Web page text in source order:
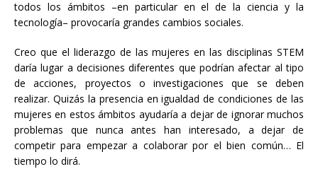
todos los ámbitos –en particular en el de la ciencia y la
tecnología– provocaría grandes cambios sociales.
Creo que el liderazgo de las mujeres en las disciplinas STEM
daría lugar a decisiones diferentes que podrían afectar al tipo
de acciones, proyectos o investigaciones que se deben
realizar. Quizás la presencia en igualdad de condiciones de las
mujeres en estos ámbitos ayudaría a dejar de ignorar muchos
problemas que nunca antes han interesado, a dejar de
competir para empezar a colaborar por el bien común… El
tiempo lo dirá.